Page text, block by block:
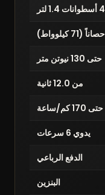
4 أسطوانات 1.4 لتر
حتى 130 نيوتن متر
من 12.0 ثانية
حتى 170 كم/ساعة
يدوي 6 سرعات
الدفع الرباعي
البنزين